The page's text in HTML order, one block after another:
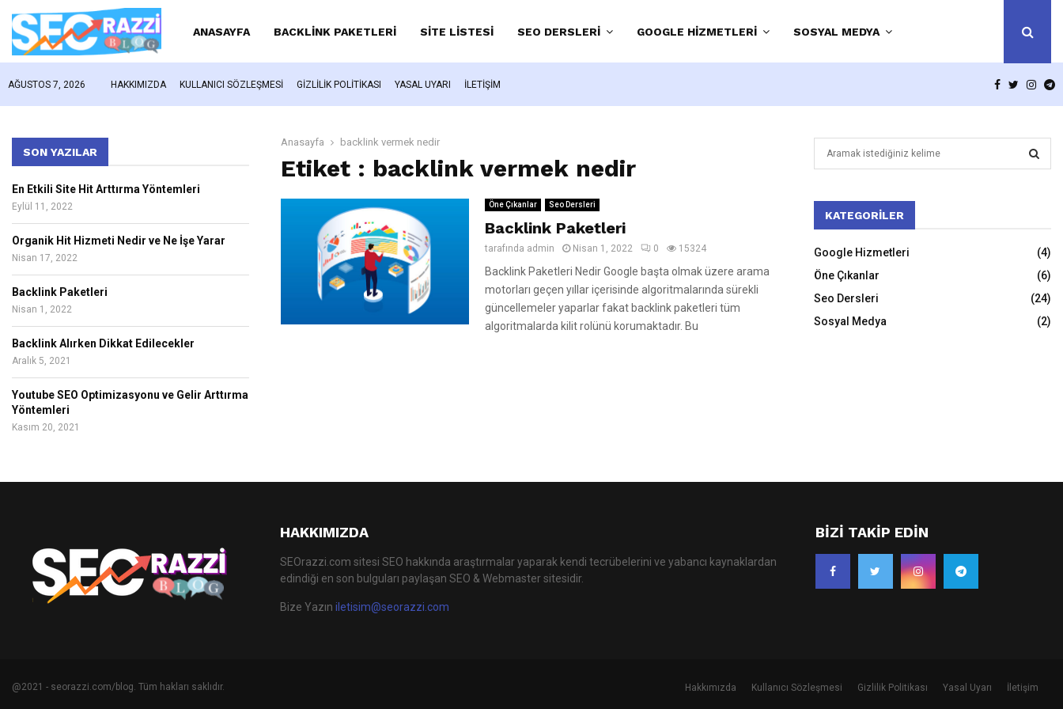
ANASAYFA BACKLINK PAKETLERI SITE LISTESI SEO DERSLERI GOOGLE HIZMETLERI SOSYAL MEDYA
AĞUSTOS 7, 2026 HAKKIMIZDA KULLANICI SÖZLEŞMESI GIZLILIK POLITIKASI YASAL UYARI İLETIŞIM FACEBOOK
Anasayfa backlink vermek nedir
Etiket : backlink vermek nedir
Öne Çıkanlar Seo Dersleri
Backlink Paketleri
tarafında admin Nisan 1, 2022 0 15324
Backlink Paketleri Nedir Google başta olmak üzere arama
motorları geçen yıllar içerisinde algoritmalarında sürekli
güncellemeler yaparlar fakat backlink paketleri tüm
algoritmalarda kilit rolünü korumaktadır. Bu
SON YAZILAR
En Etkili Site Hit Arttırma Yöntemleri
Eylül 11, 2022
Organik Hit Hizmeti Nedir ve Ne İşe Yarar
Nisan 17, 2022
Backlink Paketleri
Nisan 1, 2022
Backlink Alırken Dikkat Edilecekler
Aralık 5, 2021
Youtube SEO Optimizasyonu ve Gelir Arttırma
Yöntemleri
Kasım 20, 2021
h
f
r
:
KATEGORILER
Google Hizmetleri
(4)
Öne Çıkanlar
(6)
Seo Dersleri
(24)
Sosyal Medya
(2)
HAKKIMIZDA
SEOrazzi.com sitesi SEO hakkında araştırmalar yaparak kendi tecrübelerini ve yabancı kaynaklardan
edindiği en son bulguları paylaşan SEO & Webmaster sitesidir.
Bize Yazın iletisim@seorazzi.com
BIZI TAKIP EDIN
@2021 - seorazzi.com/blog. Tüm hakları saklıdır. Hakkımızda Kullanıcı Sözleşmesi Gizlilik Politikası Yasal Uyarı İletişim